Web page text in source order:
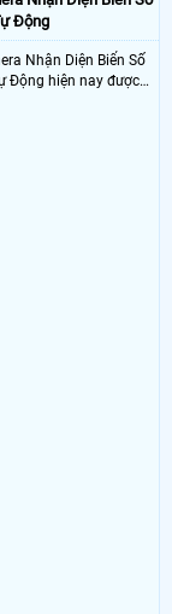
Động
Nhận Diện Biển Số
Động hiện nay được